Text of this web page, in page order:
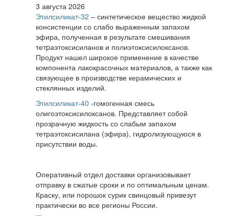
3 августа 2026
Этилсиликат-32 – синтетическое вещество жидкой
консистенции со слабо выраженным запахом
эфира, полученная в результате смешивания
тетpаэтоксисиланов и полиэтоксисилоксанов.
Продукт нашел широкое применение в качестве
компонента лакокрасочных материалов, а также как
связующее в производстве керамических и
стеклянных изделий.
Этилсиликат-40 -гомогенная смесь
олигоэтоксисилоксанов. Представляет собой
прозрачную жидкость со слабым запахом
тетраэтоксисилана (эфира), гидролизующуюся в
присутствии воды.
Оперативный отдел доставки организовывает
отправку в сжатые сроки и по оптимальным ценам.
Краску, или порошок сурик свинцовый привезут
практически во все регионы России.